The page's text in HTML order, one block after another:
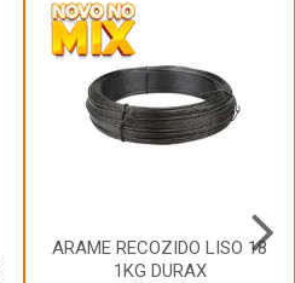
ARAME RECOZIDO LISO 18
1KG DURAX